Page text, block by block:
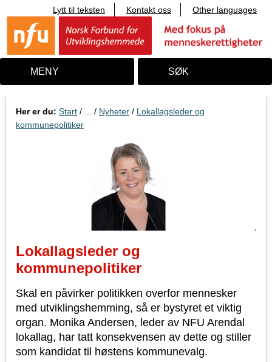
i
n
o
Lytt til teksten Kontakt oss Other languages
MENY SØK
Her er du: Start / ... / Nyheter / Lokallagsleder og
kommunepolitiker
Lokallagsleder og
kommunepolitiker
Skal en påvirker politikken overfor mennesker
med utviklingshemming, så er bystyret et viktig
organ. Monika Andersen, leder av NFU Arendal
lokallag, har tatt konsekvensen av dette og stiller
som kandidat til høstens kommunevalg.